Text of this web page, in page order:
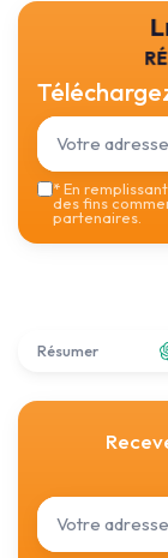
*En
des fins
partenaires.
Résumer